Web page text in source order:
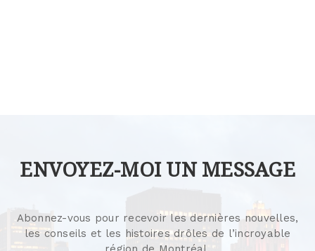
ENVOYEZ-MOI UN MESSAGE
Abonnez-vous pour recevoir les dernières nouvelles,
les conseils et les histoires drôles de l’incroyable